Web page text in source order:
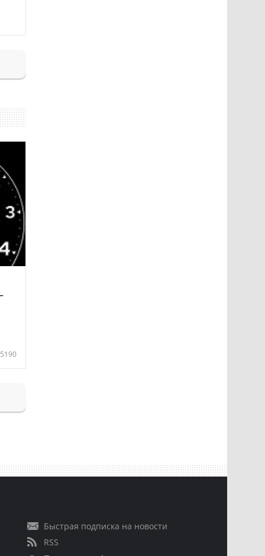
5190
Быстрая подписка на новости
RSS